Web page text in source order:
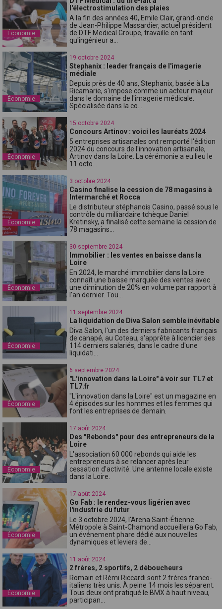
Économie
l'électrostimulation des plaies
A la fin des années 40, Emile Clair, grand-oncle
de Jean-Philippe Massardier, actuel président
de DTF Medical Groupe, travaille en tant
qu'ingénieur a...
Économie
19 octobre 2024
Stephanix : leader français de l'imagerie
médiale
Depuis près de 40 ans, Stephanix, basée à La
Ricamarie, s'impose comme un acteur majeur
dans le domaine de l'imagerie médicale.
Spécialisée dans la co...
Économie
15 octobre 2024
Concours Artinov : voici les lauréats 2024
5 entreprises artisanales ont remporté l'édition
2024 du concours de l'innovation artisanale,
Artinov dans la Loire. La cérémonie a eu lieu le
11 octo...
Économie
3 octobre 2024
Casino finalise la cession de 78 magasins à
Intermarché et Rocca
Le distributeur stéphanois Casino, passé sous le
contrôle du milliardaire tchèque Daniel
Kretinsky, a finalisé cette semaine la cession de
78 magasins...
Économie
30 septembre 2024
Immobilier : les ventes en baisse dans la
Loire
En 2024, le marché immobilier dans la Loire
connaît une baisse marquée des ventes avec
une diminution de 20% en volume par rapport à
l'an dernier. Tou...
Économie
11 septembre 2024
La liquidation de Diva Salon semble inévitable
Diva Salon, l'un des derniers fabricants français
de canapé, au Coteau, s'apprête à licencier ses
114 derniers salariés, dans le cadre d'une
liquidati...
Économie
6 septembre 2024
"L'innovation dans la Loire" à voir sur TL7 et
TL7.fr
"L'innovation dans la Loire" est un magazine en
4 épisodes sur les hommes et les femmes qui
font les entreprises de demain.
Économie
17 août 2024
Des "Rebonds" pour des entrepreneurs de la
Loire
L'association 60 000 rebonds qui aide les
entrepreneurs à se relancer après leur
cessation d'activité. Une antenne locale existe
dans la Loire.
Économie
17 août 2024
Go Fab : le rendez-vous ligérien avec
l'industrie du futur
Le 3 octobre 2024, l'Arena Saint-Étienne
Métropole à Saint-Chamond accueillera Go Fab,
un événement phare dédié aux nouvelles
dynamiques et leviers de...
Économie
11 août 2024
2 frères, 2 sportifs, 2 déboucheurs
Romain et Rémi Riccardi sont 2 frères franco-
italiens très unis. À peine 14 mois les séparent.
Tous deux ont pratiqué le BMX à haut niveau,
participan...